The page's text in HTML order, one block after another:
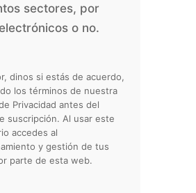
sectores, por
o no.
dinos si estás de acuerdo,
los términos de nuestra
Privacidad antes del
suscripción. Al usar este
accedes al
y gestión de tus
parte de esta web.